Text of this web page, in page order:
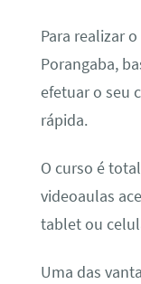
Para realizar
Porangaba,
efetuar o seu
rápida.
O curso é
videoaulas
tablet ou
Uma das